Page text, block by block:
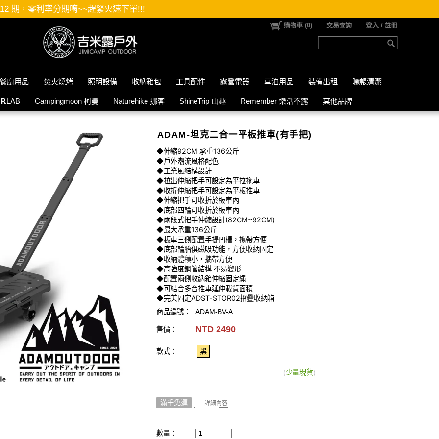
速下單!!!
餐廚用品 焚火燒烤 照明設備 收納箱包 工具配件 露營電器 車泊用品 裝備出租 曬帳清潔
Campingmoon 柯曼 Naturehike 挪客 ShineTrip 山趣 Remember 樂活不露 其他品牌
購物車 (0) 交易查詢 登入 / 註冊
ADAM-坦克二合一平板推車(有手把)
◆伸縮92CM 承重136公斤
◆戶外潮流風格配色
◆工業風結構設計
◆拉出伸縮把手可設定為平拉拖車
◆收折伸縮把手可設定為平板推車
◆伸縮把手可收折於板車內
◆底部四輪可收折於板車內
◆兩段式把手伸縮設計(82CM~92CM)
◆最大承重136公斤
◆板車三側配置手提凹槽，攜帶方便
◆底部輪胎俱磁吸功能，方便收納固定
◆收納體積小，攜帶方便
◆高強度鋼管結構 不易變形
◆配置兩側收納箱伸縮固定繩
◆可結合多台推車延伸載貨面積
◆完美固定ADST-STOR02摺疊收納箱
商品編號： ADAM-BV-A
售價： NTD 2490
款式： 黑
(少量現貨)
滿千免運 . . . 詳細內容
數量：